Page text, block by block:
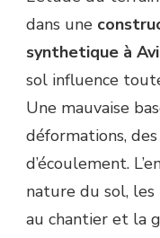
dans une
synthetique à
sol influence
Une mauvaise
déformations,
d’écoulement.
nature du sol, les
au chantier et la